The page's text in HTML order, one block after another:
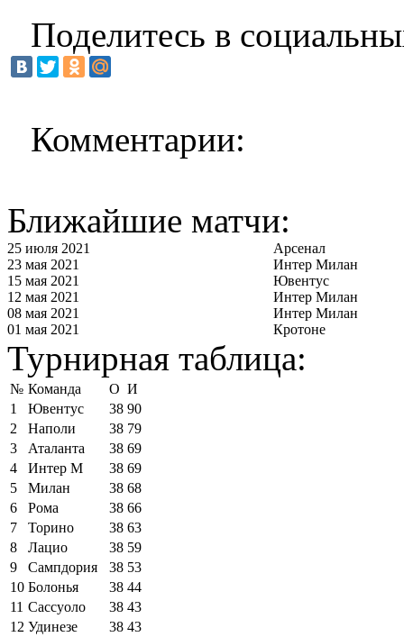
Поделитесь в
Комментарии:
Ближайшие матчи:
25 июля 2021
Арсенал
23 мая 2021
Интер Милан
15 мая 2021
Ювентус
12 мая 2021
Интер Милан
08 мая 2021
Интер Милан
01 мая 2021
Кротоне
Турнирная таблица:
№ Команда О И
1
Ювентус 38 90
2
Наполи 38 79
3
Аталанта 38 69
4
Интер М 38 69
5
Милан 38 68
6
Рома 38 66
7
Торино 38 63
8
Лацио 38 59
9
Сампдория 38 53
10 Болонья 38 44
11 Сассуоло 38 43
12 Удинезе 38 43